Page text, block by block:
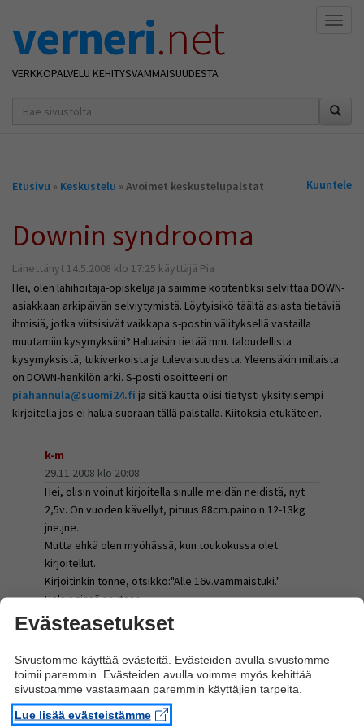
verneri.net
VERKKOPALVELU KEHITYSVAMMAISUUDESTA
hakusana(t)
Olet
Etusivu » Keskustelu » Avoimet keskustelupalstat Kuuntele
Downin syndrooma
Lähettänyt 14.5.2008 klo 17:25 käyttäjä Pia
Hei, olen lähihoitaja-opiskelija ja saimme kotitentiksi selvittää DOWN-
asiakkaan arkipäivän selviytymistä. Löytyisikö täältä asiasta tietäviä
ihmisiä, jotka viitsisivät vaikkapa s-postin välityksellä vastailla
muutamiin kysymyksiini? Haluaisin tietää mm. taloudellista
kysymyksistä, tukiverkoista ja tulevaisuudesta. Yleensäkin millaista
on DOWN-henkilön arki. S-posti osoitteeni on
piahannula@suomi24.fi ja sitä kautta olisi tietysti yksityisempi
kirjoitella jos ei halua suoraan tällä palstalla. Kiitoksia etukäteen.
k-m
29.11.2008 klo 20:08
Hei, olisin voinut kirjoitella sinulle meidän neidistä, nyt
2,5v. On vuoden kävellyt, pituus 88cm.paino n.12-13kg
jne.jne.
Mutta ehkä olen myöhässä, kun toukokussa olet
kirjoitellut.
Kirjoitinkin tonne, otsikko:"Alle 16v.vammaistuki."
Helsingissä asutaan.
henkilö
30.11.2008 klo 10:54
Ehkä tuo tarkoitta henkilöllä ja arkipäivän selviytymisellä
todellakin sen henkilön selvitytymistä eikä äidin.
Evästeasetukset
Sivustomme käyttää evästeitä. Evästeiden avulla sivustomme
toimii paremmin. Evästeiden avulla voimme myös kehittää
sivustoamme vastaamaan paremmin käyttäjien tarpeita.
Lue lisää evästeistämme